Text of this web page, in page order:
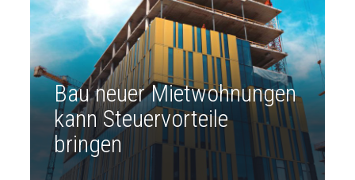
Bau neuer Mietwohnungen
kann Steuervorteile
bringen